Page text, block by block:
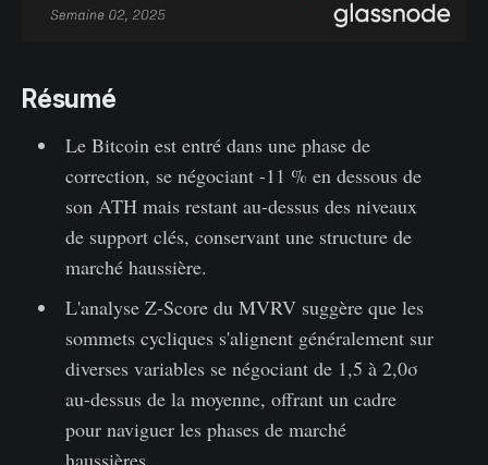
Résumé
Le Bitcoin est entré dans une phase de
correction, se négociant -11 % en dessous de
son ATH mais restant au-dessus des niveaux
de support clés, conservant une structure de
marché haussière.
L'analyse Z-Score du MVRV suggère que les
sommets cycliques s'alignent généralement sur
diverses variables se négociant de 1,5 à 2,0σ
au-dessus de la moyenne, offrant un cadre
pour naviguer les phases de marché
haussières.